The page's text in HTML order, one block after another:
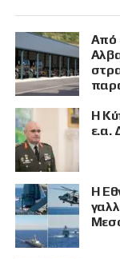
Από
Η
ε.α.
Η